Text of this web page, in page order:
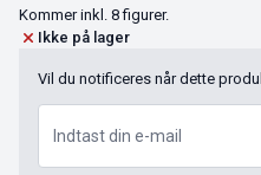
Kommer inkl. 8 figurer.
Ikke på lager
Vil du notificeres når dette